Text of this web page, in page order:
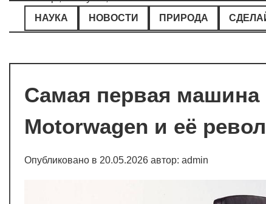
Перейти
содержимому
НАУКА
НОВОСТИ ПРИРОДА
Самая первая машина
Motorwagen и её
Опубликовано в 20.05.2026 автор: admin